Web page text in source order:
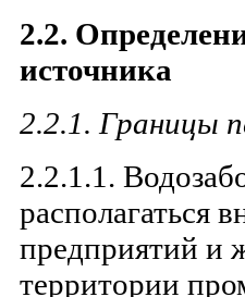
2.2.
источника
2.2.1. Границы
2.2.1.1.
располагаться
предприятий и
территории